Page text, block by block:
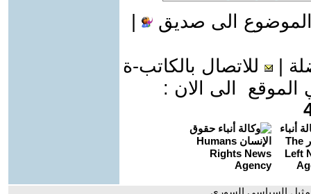
الى صديق
للاتصال بالكاتب-ة
الى الان :